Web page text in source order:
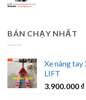
BÁN CHẠY NHẤT
Xe nâng
LIFT
3.900.000 ₫